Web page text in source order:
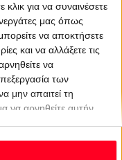
για να συναινέσετε
μας όπως
να αποκτήσετε
και να αλλάξετε τις
να
των
μην απαιτεί τη
να αρνηθείτε αυτήν
στιγμή